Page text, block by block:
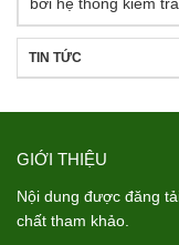
TIN TỨC
GIỚI THIỆU
Nội dung được đăng
chất tham khảo.